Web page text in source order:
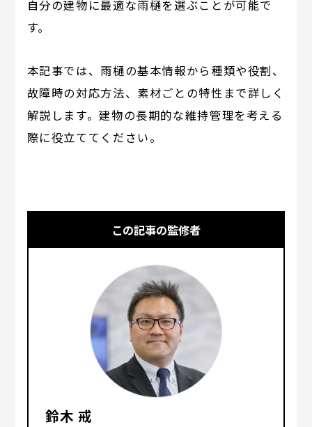
自分の建物に最適な雨樋を選ぶことが可能で
す。
本記事では、雨樋の基本情報から種類や役割、
故障時の対応方法、素材ごとの特性まで詳しく
解説します。建物の長期的な維持管理を考える
際に役立ててください。
この記事の監修者
鈴木 戒